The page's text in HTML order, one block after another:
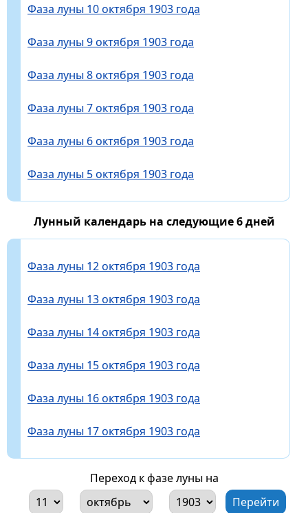
Фаза луны 10 октября 1903 года
Фаза луны 9 октября 1903 года
Фаза луны 8 октября 1903 года
Фаза луны 7 октября 1903 года
Фаза луны 6 октября 1903 года
Фаза луны 5 октября 1903 года
Лунный календарь на следующие 6 дней
Фаза луны 12 октября 1903 года
Фаза луны 13 октября 1903 года
Фаза луны 14 октября 1903 года
Фаза луны 15 октября 1903 года
Фаза луны 16 октября 1903 года
Фаза луны 17 октября 1903 года
Переход к фазе луны на